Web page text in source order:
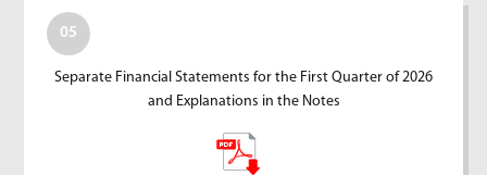
05
Separate Financial Statements for the First Quarter of 2026
and Explanations in the Notes